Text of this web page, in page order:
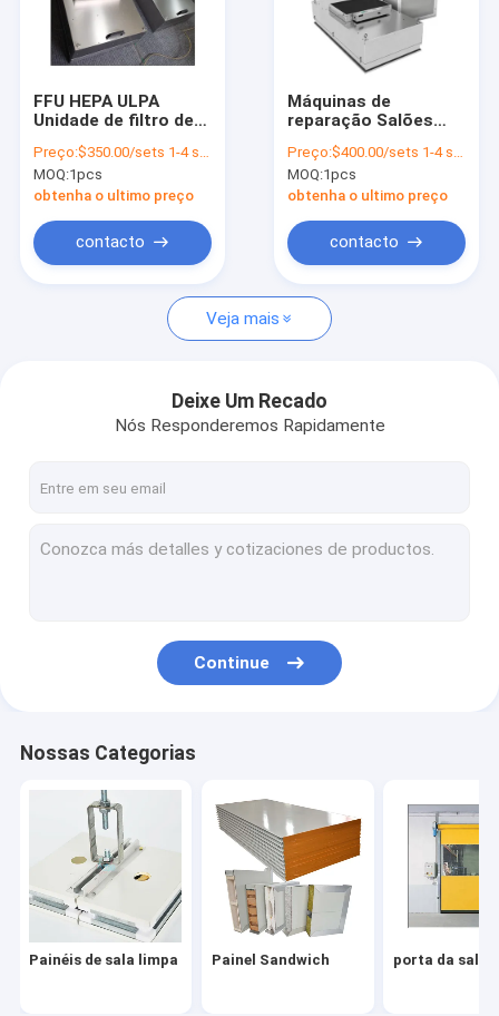
Espetáculo VR
Controle de qualidade
Contacte-nos
Painéis de sala limpa
Painel Sandwich
Chuveiro de ar
Unidade de filtro do fã
caixa do hepa
Filtros de Hepa
Capô de fluxo laminar
FFU HEPA ULPA
Unidade de filtro de
para sala limpa
99,99% 0,3um
Preço:$350.00/sets 1-4 sets
MOQ:1pcs
obtenha o ultimo preço
contacto
Máquinas de
reparação Salões
Design Sala limpa
para a indústria
alimentar
Preço:$400.00/sets 1-4 sets
MOQ:1pcs
obtenha o ultimo preço
contacto
Veja mais
Deixe Um Recado
Nós Responderemos Rapidamente
Continue
Nossas Categorias
Painéis de sala limpa Painel Sandwich porta da sala